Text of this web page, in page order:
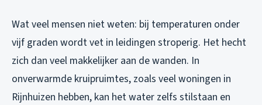
Wat veel mensen niet weten: bij temperaturen onder
vijf graden wordt vet in leidingen stroperig. Het hecht
zich dan veel makkelijker aan de wanden. In
onverwarmde kruipruimtes, zoals veel woningen in
Rijnhuizen hebben, kan het water zelfs stilstaan en